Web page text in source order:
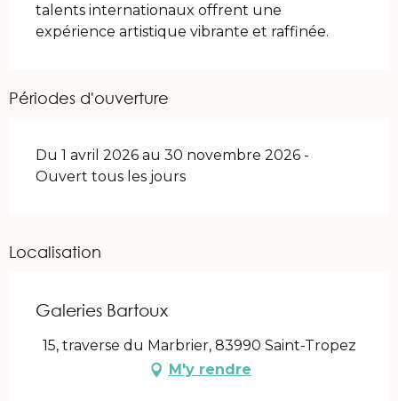
talents internationaux offrent une
expérience artistique vibrante et raffinée.
Périodes d'ouverture
Du 1 avril 2026 au 30 novembre 2026 -
Ouvert tous les jours
Localisation
Galeries Bartoux
15, traverse du Marbrier, 83990 Saint-Tropez
M'y rendre